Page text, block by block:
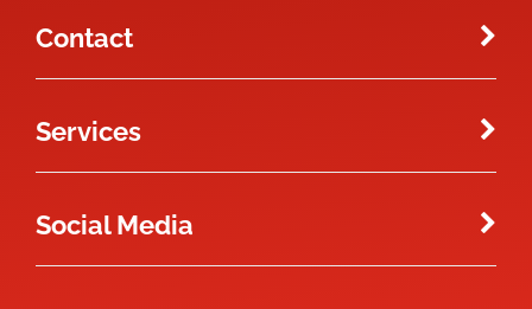
Contact
Services
Social Media